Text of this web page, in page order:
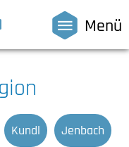
Menü
Kundl Jenbach